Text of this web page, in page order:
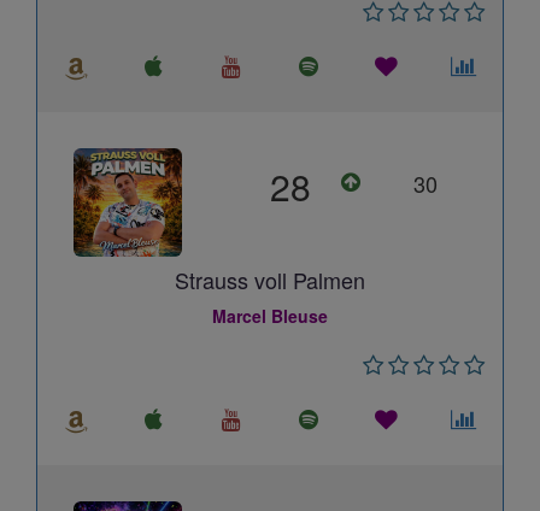
28 30
Strauss voll Palmen
Marcel Bleuse